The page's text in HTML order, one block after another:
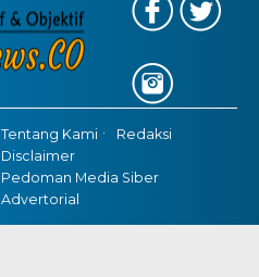
Tentang Kami
Redaksi
Disclaimer
Pedoman Media Siber
Advertorial